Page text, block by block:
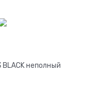
неполный